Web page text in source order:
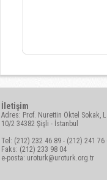
İletişim
Adres: Prof. Nurettin Öktel Sokak,
10/2 34382 Şişli - İstanbul
Tel: (212) 232 46 89 - (212) 241 76
Faks: (212) 233 98 04
e-posta: uroturk@uroturk.org.tr